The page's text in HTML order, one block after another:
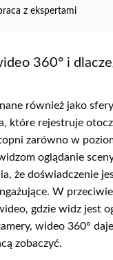
z ekspertami
360° i
również jako
które rejestruje
zarówno w
oglądanie
że doświadczenie
W
gdzie widz jest
wideo 360°
zobaczyć.